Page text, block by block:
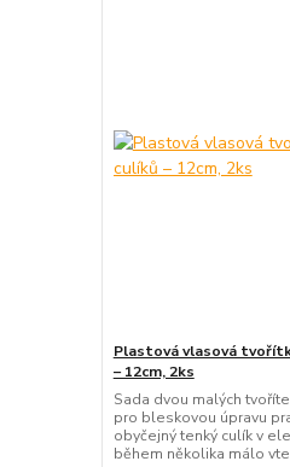
Plastová vlasová
– 12cm, 2ks
Sada dvou malých
pro bleskovou úpravu
obyčejný tenký culík v
během několika málo